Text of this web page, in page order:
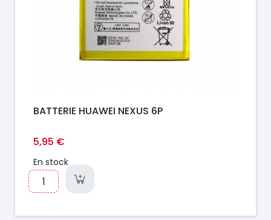
BATTERIE HUAWEI NEXUS 6P
5,95 €
En stock